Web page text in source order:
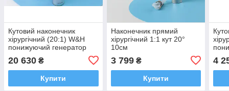
Кутовий наконечник
хірургічний (20:1) W&H
понижуючий генератор
20 630 ₴
Купити
Наконечник прямий
хірургічний 1:1 кут 20°
10см
3 799₴
Купити
4